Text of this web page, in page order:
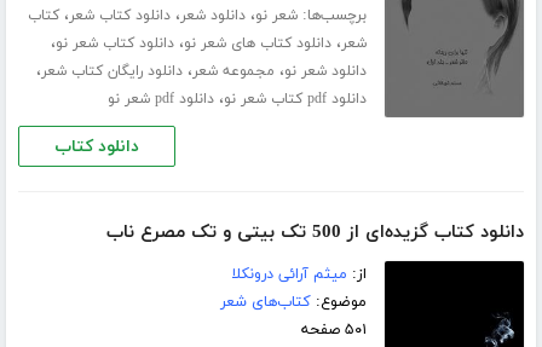
برچسب‌ها:شعر نو،دانلود شعر،دانلود کتاب شعر،کتاب
شعر،دانلود کتاب های شعر نو،دانلود کتاب شعر نو،
دانلود شعر نو، مجموعه شعر،دانلود رایگان کتاب شعر،
دانلود pdf کتاب شعر نو ،دانلود pdf شعر نو
دانلود کتاب
دانلود کتاب گزیده‌ای از 500 تک بیتی و تک مصرع ناب
از: میثم آرائی درونکلا
موضوع:کتاب‌های شعر
۵۰۱ صفحه